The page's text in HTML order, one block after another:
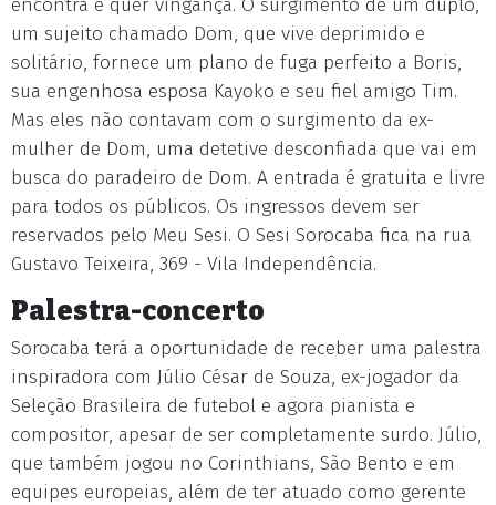
encontra e quer vingança. O surgimento de um duplo,
um sujeito chamado Dom, que vive deprimido e
solitário, fornece um plano de fuga perfeito a Boris,
sua engenhosa esposa Kayoko e seu fiel amigo Tim.
Mas eles não contavam com o surgimento da ex-
mulher de Dom, uma detetive desconfiada que vai em
busca do paradeiro de Dom. A entrada é gratuita e livre
para todos os públicos. Os ingressos devem ser
reservados pelo Meu Sesi. O Sesi Sorocaba fica na rua
Gustavo Teixeira, 369 - Vila Independência.
Palestra-concerto
Sorocaba terá a oportunidade de receber uma palestra
inspiradora com Júlio César de Souza, ex-jogador da
Seleção Brasileira de futebol e agora pianista e
compositor, apesar de ser completamente surdo. Júlio,
que também jogou no Corinthians, São Bento e em
equipes europeias, além de ter atuado como gerente